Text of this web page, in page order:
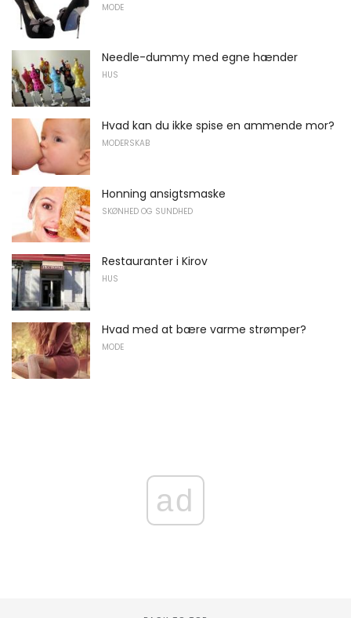
MODE
Needle-dummy med egne hænder
HUS
Hvad kan du ikke spise en ammende mor?
MODERSKAB
Honning ansigtsmaske
SKØNHED OG SUNDHED
Restauranter i Kirov
HUS
Hvad med at bære varme strømper?
MODE
ad